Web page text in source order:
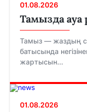
01.08.2026
Тамызда ауа
Тамыз — жаздың
батысында
жартысын...
01.08.2026